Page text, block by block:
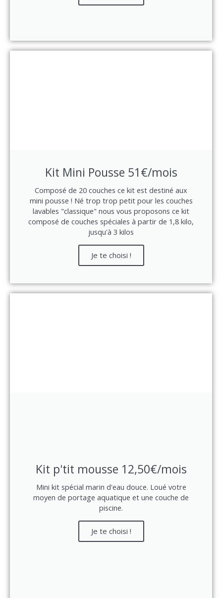
Kit Mini Pousse 51€/mois
Composé de 20 couches ce kit est destiné aux
mini pousse ! Né trop trop petit pour les couches
lavables "classique" nous vous proposons ce kit
composé de couches spéciales à partir de 1,8 kilo,
jusqu'à 3 kilos
Je te choisi !
Kit p'tit mousse 12,50€/mois
Mini kit spécial marin d'eau douce. Loué votre
moyen de portage aquatique et une couche de
piscine.
Je te choisi !